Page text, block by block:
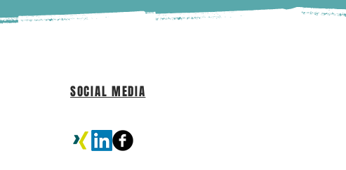
SOCIAL MEDIA